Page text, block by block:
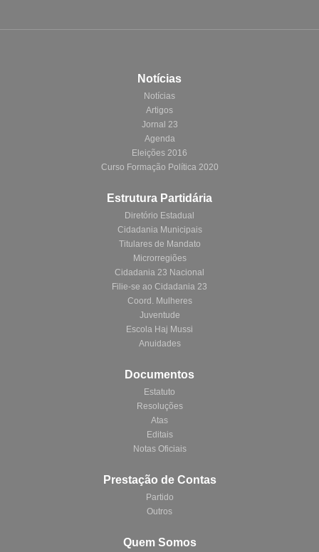
Notícias
Notícias
Artigos
Jornal 23
Agenda
Eleições 2016
Curso Formação Política 2020
Estrutura Partidária
Diretório Estadual
Cidadania Municipais
Titulares de Mandato
Microrregiões
Cidadania 23 Nacional
Filie-se ao Cidadania 23
Coord. Mulheres
Juventude
Escola Haj Mussi
Anuidades
Documentos
Estatuto
Resoluções
Atas
Editais
Notas Oficiais
Prestação de Contas
Partido
Outros
Quem Somos